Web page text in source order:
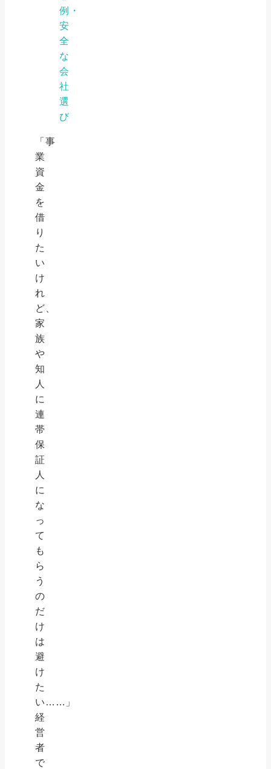
例・
安
全
な
会
社
選
び
「事
業
資
金
を
借
り
た
い
け
れ
ど、
家
族
や
知
人
に
連
帯
保
証
人
に
な
っ
て
も
ら
う
の
だ
け
は
避
け
た
い……」
経
営
者
で